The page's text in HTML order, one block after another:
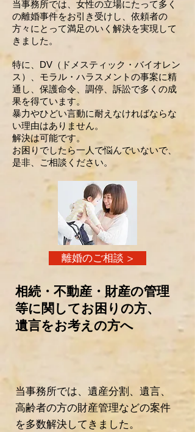
当事務所では、女性の立場にたって多く
の離婚事件をお引き受けし、 依頼者の
方々にとって満足のいく 解決を実現して
き ました。
特に、DV（ドメスティック・ バイオレン
ス）、 モラル・ハラスメントの事案に精
通し、 保護命令、調停、訴訟で多くの成
果を得ています。
暴力やひどい言動に耐えなければならな
い理由はありません。
解決は可能です。
お困りでしたら一人で悩んでいないで、
是非、ご相談ください。
離婚のご相談 >
相続・不動産・財産の管理
等に関してお困りの方、
遺言をお考えの方へ
当事務所では、遺産分割、遺言、
高齢者の方の財産管理などの案件
を多数解決してきました。